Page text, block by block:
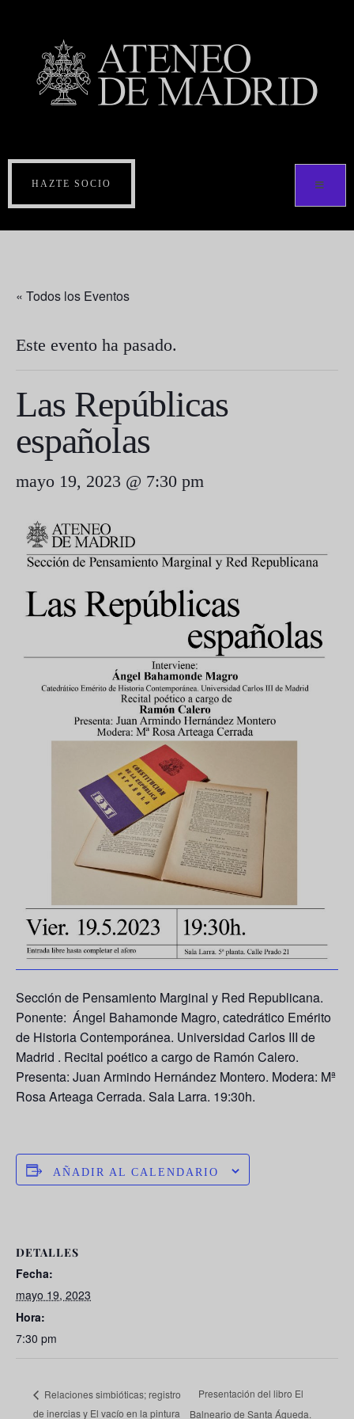
HAZTE SOCIO
« Todos los Eventos
Este evento ha pasado.
Las Repúblicas
españolas
mayo 19, 2023 @ 7:30 pm
Sección de Pensamiento Marginal y Red Republicana.
Ponente: Ángel Bahamonde Magro, catedrático Emérito
de Historia Contemporánea. Universidad Carlos III de
Madrid . Recital poético a cargo de Ramón Calero.
Presenta: Juan Armindo Hernández Montero. Modera: Mª
Rosa Arteaga Cerrada. Sala Larra. 19:30h.
AÑADIR AL CALENDARIO
DETALLES
Fecha:
mayo 19, 2023
Hora:
7:30 pm
Relaciones simbióticas; registro
de inercias y El vacío en la pintura
Presentación del libro El
Balneario de Santa Águeda.